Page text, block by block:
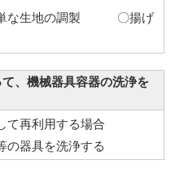
単な生地の調製 〇揚げ
、機械器具容器の洗浄を
て再利用する場合
の器具を洗浄する